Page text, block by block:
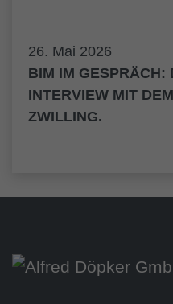
26. Mai 2026
BIM IM GESPRÄCH:
INTERVIEW MIT
ZWILLING.